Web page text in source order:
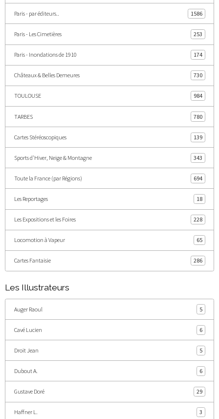
Paris - par éditeurs.. 1586
Paris - Les Cimetières 253
Paris - Inondations de 1910 174
Châteaux & Belles Demeures 730
TOULOUSE 984
TARBES 780
Cartes Stéréoscopiques 139
Sports d'Hiver, Neige & Montagne 343
Toute la France (par Régions) 694
Les Reportages 18
Les Expositions et les Foires 228
Locomotion à Vapeur 65
Cartes Fantaisie 286
Les Illustrateurs
Auger Raoul 5
Cavé Lucien 6
Droit Jean 5
Dubout A. 6
Gustave Doré 29
Haffner L. 3